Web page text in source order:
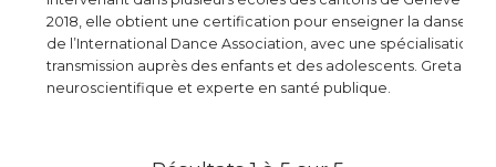
2018, elle obtient une certification pour enseigner la danse
de l’International Dance Association, avec une spécialisation
transmission auprès des enfants et des adolescents. Greta
neuroscientifique et experte en santé publique.